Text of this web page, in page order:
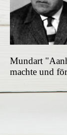
Mundart
machte und